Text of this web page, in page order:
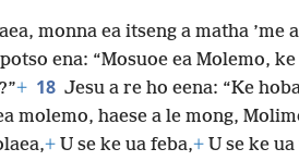
monna ea itseng a matha ’me
ena: “Mosuoe ea Molemo,
+ 18 Jesu a re ho eena: “Ke
molemo, haese a le mong,
+ U se ke ua feba,+ U se ke